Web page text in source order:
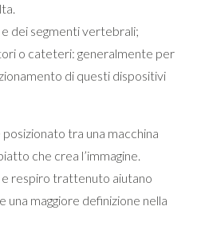
dei segmenti vertebrali;
o cateteri: generalmente per
di questi dispositivi
tra una macchina
che crea l’immagine.
e respiro trattenuto aiutano
maggiore definizione nella